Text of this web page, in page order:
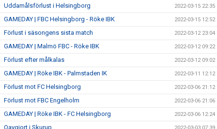
Uddamålsförlust i Helsingborg 2022-03-15 22:35
GAMEDAY | FBC Helsingborg - Röke IBK 2022-03-15 12:52
Förlust i säsongens sista match 2022-03-12 23:04
GAMEDAY | Malmö FBC - Röke IBK 2022-03-12 09:22
Förlust efter målkalas 2022-03-12 09:02
GAMEDAY | Röke IBK - Palmstaden IK 2022-03-11 12:12
Förlust mot FC Helsingborg 2022-03-06 21:12
Förlust mot FBC Engelholm 2022-03-06 21:06
GAMEDAY | Röke IBK - FC Helsingborg 2022-03-06 12:24
Oavgjort i Skurup